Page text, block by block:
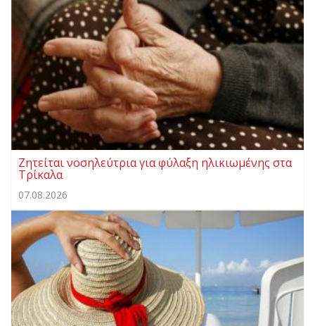
Ζητείται νοσηλεύτρια για φύλαξη ηλικιωμένης στα
Τρίκαλα
07.08.2026